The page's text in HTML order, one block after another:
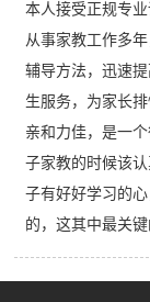
本人接受正规专业
从事家教工作多
辅导方法，迅速
生服务，为家长排
亲和力佳，是一
子家教的时候该
子有好好学习的
的，这其中最关键